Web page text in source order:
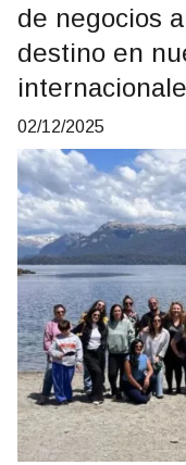
de negocios
destino en
02/12/2025